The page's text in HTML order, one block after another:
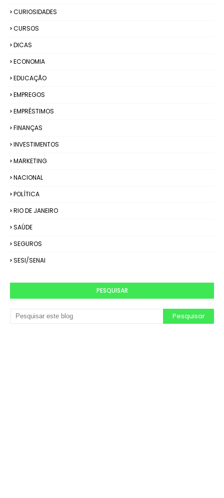
CURIOSIDADES
CURSOS
DICAS
ECONOMIA
EDUCAÇÃO
EMPREGOS
EMPRÉSTIMOS
FINANÇAS
INVESTIMENTOS
MARKETING
NACIONAL
POLÍTICA
RIO DE JANEIRO
SAÚDE
SEGUROS
SESI/SENAI
PESQUISAR